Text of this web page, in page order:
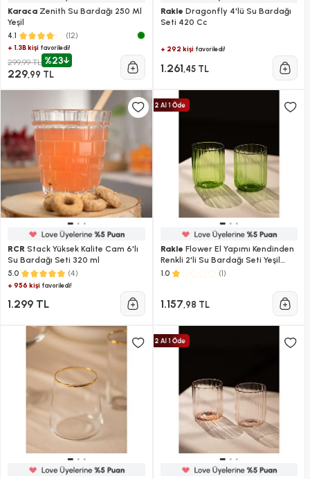
Karaca Zenith Su Bardağı 250 Ml
Yeşil
4.1 (12)
+ 1.3B kişi favoriledi!
299,99 TL %23
229,99 TL
Rakle Dragonfly 4'lü Su Bardağı
Seti 420 Cc
+ 292 kişifavoriledi!
1.261,45 TL
RCR Stack Yüksek Kalite Cam 6'lı
Su Bardağı Seti 320 ml
5.0 (4)
+ 956 kişi favoriledi!
1.299 TL
Rakle Flower El Yapımı Kendinden
Renkli 2'li Su Bardağı Seti Yeşil
450 Cc
1.0 (1)
1.157,98 TL